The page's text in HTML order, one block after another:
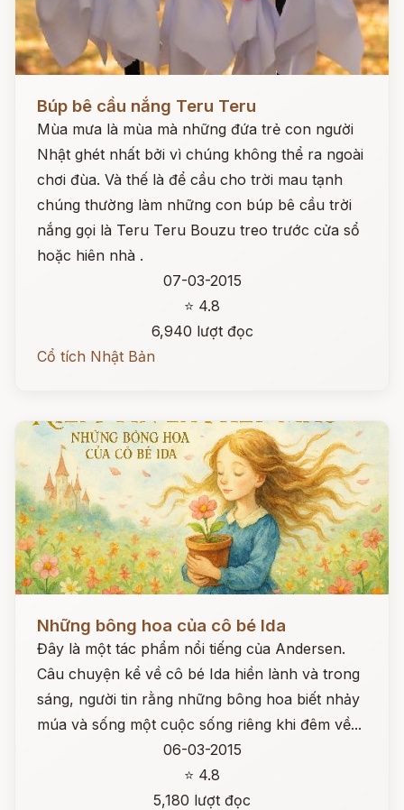
Búp bê cầu nắng Teru Teru
Mùa mưa là mùa mà những đứa trẻ con người
Nhật ghét nhất bởi vì chúng không thể ra ngoài
chơi đùa. Và thế là để cầu cho trời mau tạnh
chúng thường làm những con búp bê cầu trời
nắng gọi là Teru Teru Bouzu treo trước cửa sổ
hoặc hiên nhà .
07-03-2015
⭐ 4.8
6,940 lượt đọc
Cổ tích Nhật Bản
Những bông hoa của cô bé Ida
Đây là một tác phẩm nổi tiếng của Andersen.
Câu chuyện kể về cô bé Ida hiền lành và trong
sáng, người tin rằng những bông hoa biết nhảy
múa và sống một cuộc sống riêng khi đêm về...
06-03-2015
⭐ 4.8
5,180 lượt đọc